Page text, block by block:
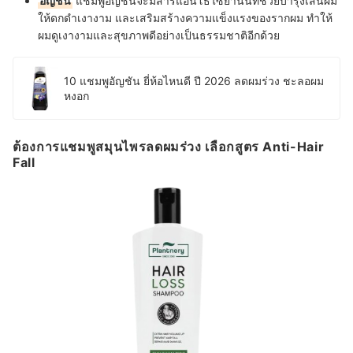
ให้ดกดำเงางาม และเสริมสร้างความแข็งแรงของรากผม ทำให้
ผมดูเงางามและสุขภาพดีอย่างเป็นธรรมชาติอีกด้วย
10 แชมพูอัญชัน ยี่ห้อไหนดี ปี 2026 ลดผมร่วง ชะลอผม
หงอก
ต้องการแชมพูสมุนไพรลดผมร่วง เลือกสูตร Anti-Hair
Fall